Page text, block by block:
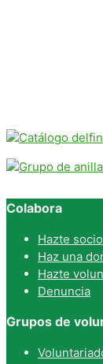
Colabora
Hazte socio
Haz una
Hazte
Denuncia
Grupos de